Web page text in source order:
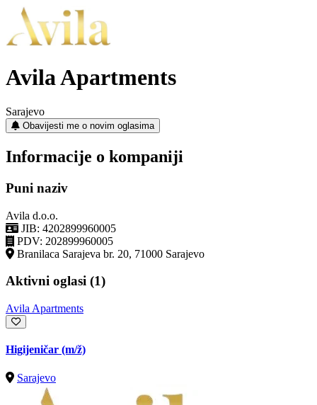
Avila Apartments
Sarajevo
Obavijesti me o novim oglasima
Informacije o kompaniji
Puni naziv
Avila d.o.o.
JIB: 4202899960005
PDV: 202899960005
Branilaca Sarajeva br. 20, 71000 Sarajevo
Aktivni oglasi (1)
Avila Apartments
Higijeničar (m/ž)
Sarajevo